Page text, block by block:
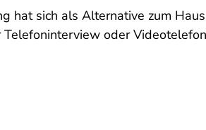
hat sich als Alternative zum
oder